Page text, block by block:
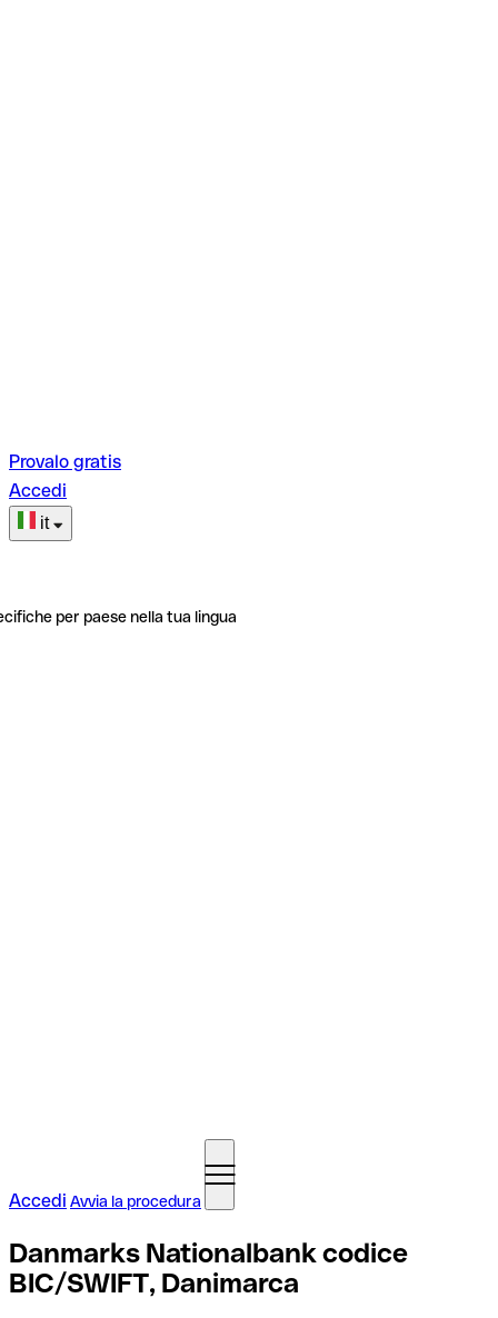
Provalo gratis
Accedi
it
per paese nella tua lingua
Accedi Avvia la procedura
Danmarks Nationalbank codice
BIC/SWIFT, Danimarca